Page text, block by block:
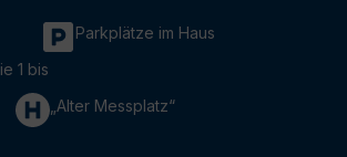
Parkplätze im Haus
1 bis
„Alter Messplatz“